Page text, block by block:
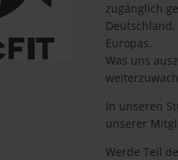
zugänglich
Europas.
Was uns
In unseren
unserer
Werde Teil